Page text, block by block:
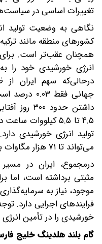
تغییرات اساسی در
نگاهی به وضعیت تولید
کشورهای منطقه مانند
درحالی‌که سهم ایران
جهانی فقط
داشتن
۴.۵ تا ۵.۵ کیلووات
تولید انرژی خورشیدی
می‌تواند تا ۷۱ هزار مگاوات برق از منابع خورشیدی تولید کند.
درمجموع، ایران در
مثبتی برداشته است، اما
موجود، نیاز به
فرایندهای اجرایی دارد.
خورشیدی را در تأمین
گام بلند هلدینگ خلیج